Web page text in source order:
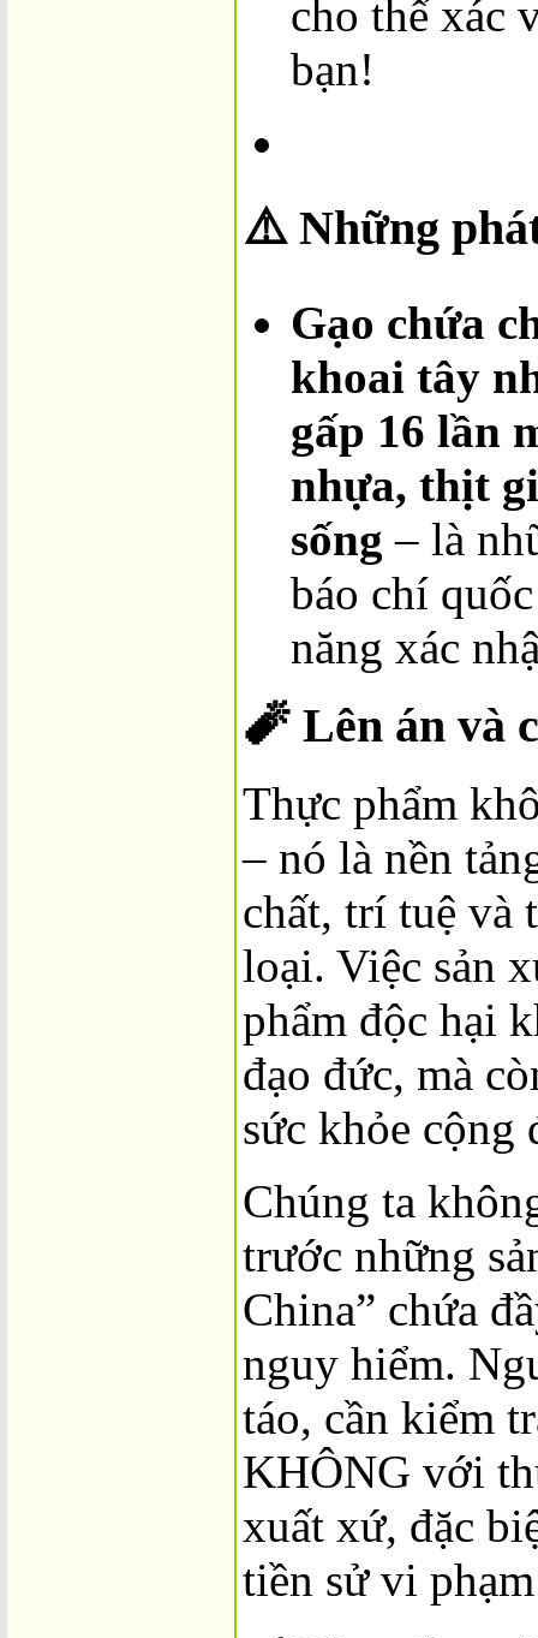
cho thể xác
bạn!
⚠️ Những
Gạo chứa
khoai tây
gấp 16 lần
nhựa, thịt
sống – là
báo chí
năng xác
🧨 Lên án và
Thực phẩm
– nó là nền
chất, trí tuệ và
loại. Việc sản
phẩm độc hại
đạo đức, mà
sức khỏe cộng
Chúng ta
trước những
China” chứa
nguy hiểm.
táo, cần kiểm
KHÔNG với
xuất xứ, đặc
tiền sử vi